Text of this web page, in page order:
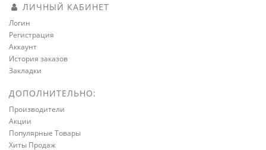
ЛИЧНЫЙ КАБИНЕТ
Логин
Регистрация
Аккаунт
История заказов
Закладки
ДОПОЛНИТЕЛЬНО:
Производители
Акции
Популярные Товары
Хиты Продаж